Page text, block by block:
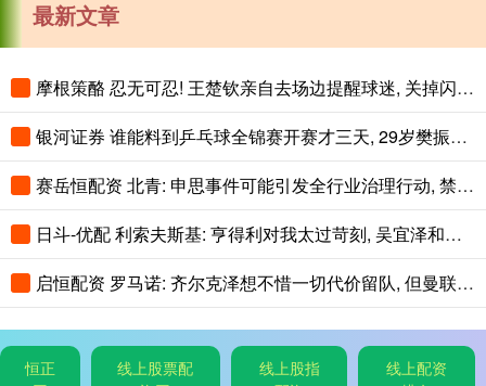
最新文章
摩根策酪 忍无可忍! 王楚钦亲自去场边提醒球迷, 关掉闪光灯!
银河证券 谁能料到乒乓球全锦赛开赛才三天, 29岁樊振东意外走红全网
赛岳恒配资 北青: 申思事件可能引发全行业治理行动, 禁业人员再受关注
日斗-优配 利索夫斯基: 亨得利对我太过苛刻, 吴宜泽和赵心童简直不可思议!
启恒配资 罗马诺: 齐尔克泽想不惜一切代价留队, 但曼联可能让他走人
恒正
线上股票配
线上股指
线上配资